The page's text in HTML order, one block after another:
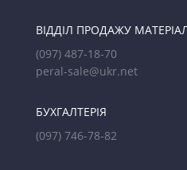
ВІДДІЛ ПРОДАЖУ
(097) 487-18-70
peral-sale@ukr.net
БУХГАЛТЕРІЯ
(097) 746-78-82